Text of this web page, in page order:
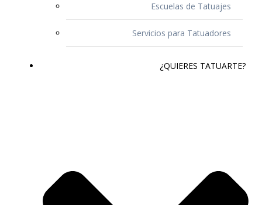
Escuelas de Tatuajes
Servicios para Tatuadores
¿QUIERES TATUARTE?